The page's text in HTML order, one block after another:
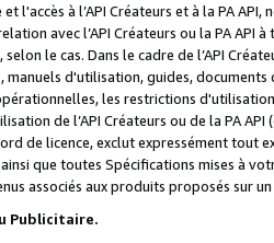
l'accès à l’API Créateurs et à la PA
avec l’API Créateurs ou la PA
le cas. Dans le cadre de l’API
manuels d'utilisation, guides,
les restrictions
de l’API Créateurs ou de la PA
de licence, exclut expressément tout
que toutes Spécifications mises à
associés aux produits proposés sur
Publicitaire.